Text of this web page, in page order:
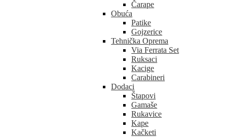
Čarape
Obuća
Patike
Gojzerice
Tehnička Oprema
Via Ferrata Set
Ruksaci
Kacige
Carabineri
Dodaci
Štapovi
Gamaše
Rukavice
Kape
Kačketi